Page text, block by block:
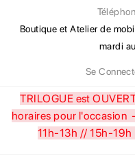
Boutique et Atelier de
mardi
Se
TRILOGUE est
horaires pour l'occasion
11h-13h // 15h-